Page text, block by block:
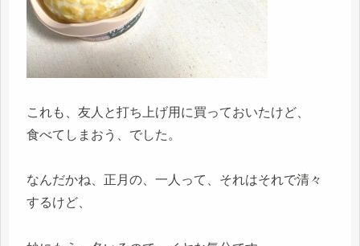
これも、友人と打ち上げ用に買っておいたけど、
食べてしまおう、でした。
なんだかね、正月の、一人って、それはそれで清々
するけど、